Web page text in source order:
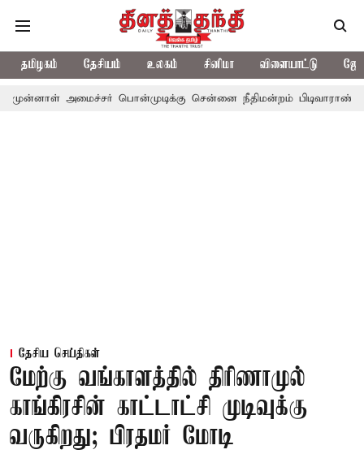
தமிழகம் தேசியம் உலகம் சினிமா விளையாட்டு
பொன்முடிக்கு சென்னை நீதிமன்றம் பிடிவாராண்ட்
தேசிய செய்திகள்
மேற்கு வங்காளத்தில் திரிணாமுல்
காங்கிரசின் காட்டாட்சி முடிவுக்கு
வருகிறது; பிரதமர் மோடி